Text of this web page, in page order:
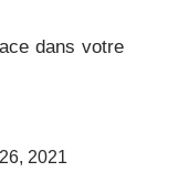
dans votre
2021